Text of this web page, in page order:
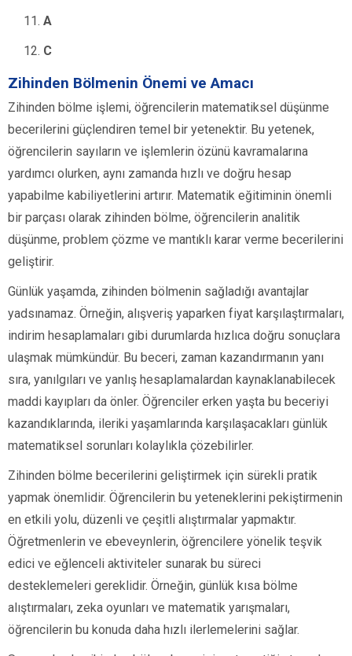
A
C
Zihinden Bölmenin Önemi ve Amacı
Zihinden bölme işlemi, öğrencilerin matematiksel düşünme
becerilerini güçlendiren temel bir yetenektir. Bu yetenek,
öğrencilerin sayıların ve işlemlerin özünü kavramalarına
yardımcı olurken, aynı zamanda hızlı ve doğru hesap
yapabilme kabiliyetlerini artırır. Matematik eğitiminin önemli
bir parçası olarak zihinden bölme, öğrencilerin analitik
düşünme, problem çözme ve mantıklı karar verme becerilerini
geliştirir.
Günlük yaşamda, zihinden bölmenin sağladığı avantajlar
yadsınamaz. Örneğin, alışveriş yaparken fiyat karşılaştırmaları,
indirim hesaplamaları gibi durumlarda hızlıca doğru sonuçlara
ulaşmak mümkündür. Bu beceri, zaman kazandırmanın yanı
sıra, yanılgıları ve yanlış hesaplamalardan kaynaklanabilecek
maddi kayıpları da önler. Öğrenciler erken yaşta bu beceriyi
kazandıklarında, ileriki yaşamlarında karşılaşacakları günlük
matematiksel sorunları kolaylıkla çözebilirler.
Zihinden bölme becerilerini geliştirmek için sürekli pratik
yapmak önemlidir. Öğrencilerin bu yeteneklerini pekiştirmenin
en etkili yolu, düzenli ve çeşitli alıştırmalar yapmaktır.
Öğretmenlerin ve ebeveynlerin, öğrencilere yönelik teşvik
edici ve eğlenceli aktiviteler sunarak bu süreci
desteklemeleri gereklidir. Örneğin, günlük kısa bölme
alıştırmaları, zeka oyunları ve matematik yarışmaları,
öğrencilerin bu konuda daha hızlı ilerlemelerini sağlar.